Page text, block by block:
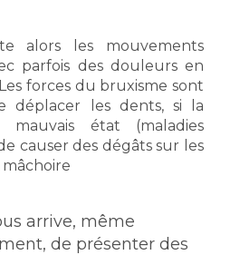
alors les mouvements
parfois des douleurs en
forces du bruxisme sont
déplacer les dents, si la
état (maladies
causer des dégâts sur les
arrive, même
de présenter des